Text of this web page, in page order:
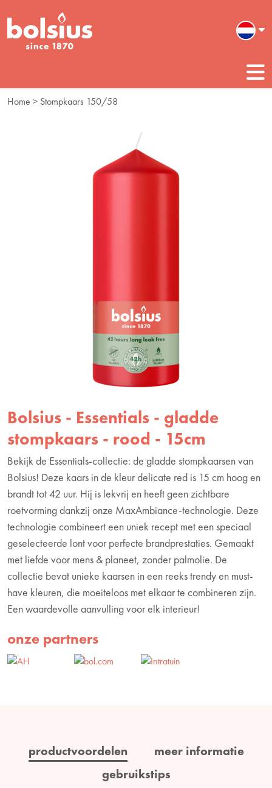
Home > Stompkaars 150/58
Bolsius - Essentials - gladde
stompkaars - rood - 15cm
Bekijk de Essentials-collectie: de gladde stompkaarsen van
Bolsius! Deze kaars in de kleur delicate red is 15 cm hoog en
brandt tot 42 uur. Hij is lekvrij en heeft geen zichtbare
roetvorming dankzij onze MaxAmbiance-technologie. Deze
technologie combineert een uniek recept met een speciaal
geselecteerde lont voor perfecte brandprestaties. Gemaakt
met liefde voor mens & planeet, zonder palmolie. De
collectie bevat unieke kaarsen in een reeks trendy en must-
have kleuren, die moeiteloos met elkaar te combineren zijn.
Een waardevolle aanvulling voor elk interieur!
onze partners
productvoordelen
meer informatie
gebruikstips